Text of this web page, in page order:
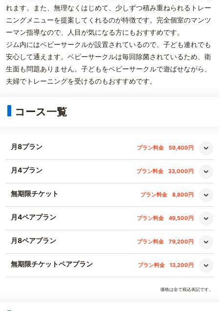
れます。また、無理なくはじめて、少しずつ積み重ねられるトレー
ニングメニューを提案してくれるのが特徴です。完全個室のマンツ
ーマン指導なので、人目が気になる方にもおすすめです。
ジム内にはベビーサークルが設置されているので、子ども連れでも
安心して通えます。ベビーサークルは毎回除菌されているため、衛
生面も問題ありません。子どもをベビーサークルで遊ばせながら、
夫婦でトレーニングを受けるのもおすすめです。
コース一覧
月8プラン プラン料金 59,400円
月4プラン プラン料金 33,000円
無期限チケット プラン料金 8,800円
月4ペアプラン プラン料金 49,500円
月8ペアプラン プラン料金 79,200円
無期限チケットペアプラン プラン料金 13,200円
価格は全て税込表記です。